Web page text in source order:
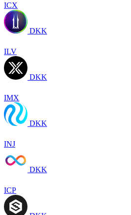
ICX
DKK
ILV
DKK
IMX
DKK
INJ
DKK
ICP